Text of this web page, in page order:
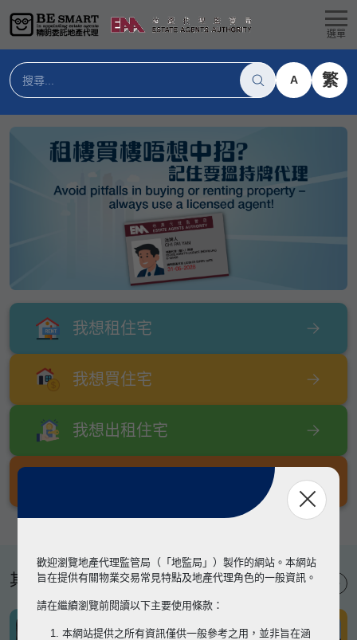
選單
A 繁
我想租住宅
我想買住宅
我想出租住宅
其他專題
歡迎瀏覽地產代理監管局（「地監局」）製作的網站。本網站
旨在提供有關物業交易常見特點及地產代理角色的一般資訊。
請在繼續瀏覽前閱讀以下主要使用條款：
本網站提供之所有資訊僅供一般參考之用，並非旨在涵